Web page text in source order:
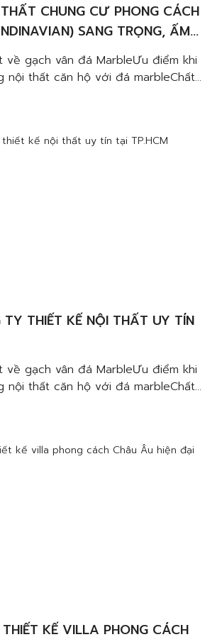
CHUNG CƯ PHONG CÁCH
SANG TRỌNG, ẤM
về gạch vân đá MarbleƯu điểm khi
nội thất căn hộ với đá marbleChất
TY THIẾT KẾ NỘI THẤT UY TÍN
về gạch vân đá MarbleƯu điểm khi
nội thất căn hộ với đá marbleChất
KẾ VILLA PHONG CÁCH